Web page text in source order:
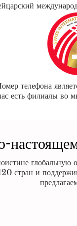
телефона
есть филиалы во
стран и